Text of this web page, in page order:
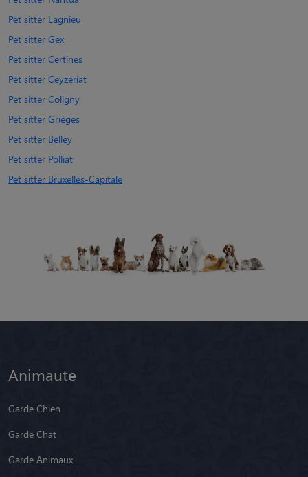
Pet sitter Lagnieu
Pet sitter Gex
Pet sitter Certines
Pet sitter Ceyzériat
Pet sitter Coligny
Pet sitter Grièges
Pet sitter Belley
Pet sitter Polliat
Pet sitter Bruxelles-Capitale
Animaute
Garde Chien
Garde Chat
Garde Animaux